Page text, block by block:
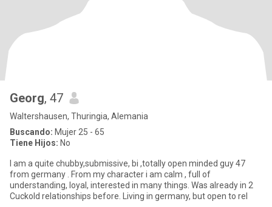
Georg, 47
Waltershausen, Thuringia, Alemania
Buscando: Mujer 25 - 65
Tiene Hijos: No
I am a quite chubby,submissive, bi ,totally open minded guy 47
from germany . From my character i am calm , full of
understanding, loyal, interested in many things. Was already in 2
Cuckold relationships before. Living in germany, but open to rel